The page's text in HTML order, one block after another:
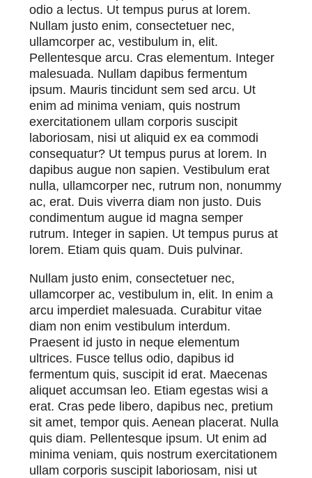
odio a lectus. Ut tempus purus at lorem.
Nullam justo enim, consectetuer nec,
ullamcorper ac, vestibulum in, elit.
Pellentesque arcu. Cras elementum. Integer
malesuada. Nullam dapibus fermentum
ipsum. Mauris tincidunt sem sed arcu. Ut
enim ad minima veniam, quis nostrum
exercitationem ullam corporis suscipit
laboriosam, nisi ut aliquid ex ea commodi
consequatur? Ut tempus purus at lorem. In
dapibus augue non sapien. Vestibulum erat
nulla, ullamcorper nec, rutrum non, nonummy
ac, erat. Duis viverra diam non justo. Duis
condimentum augue id magna semper
rutrum. Integer in sapien. Ut tempus purus at
lorem. Etiam quis quam. Duis pulvinar.
Nullam justo enim, consectetuer nec,
ullamcorper ac, vestibulum in, elit. In enim a
arcu imperdiet malesuada. Curabitur vitae
diam non enim vestibulum interdum.
Praesent id justo in neque elementum
ultrices. Fusce tellus odio, dapibus id
fermentum quis, suscipit id erat. Maecenas
aliquet accumsan leo. Etiam egestas wisi a
erat. Cras pede libero, dapibus nec, pretium
sit amet, tempor quis. Aenean placerat. Nulla
quis diam. Pellentesque ipsum. Ut enim ad
minima veniam, quis nostrum exercitationem
ullam corporis suscipit laboriosam, nisi ut